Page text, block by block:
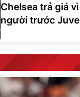
Chelsea trả giá
người trước